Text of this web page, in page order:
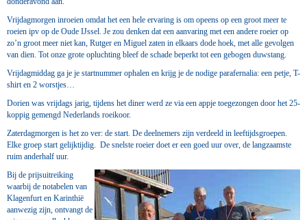
Vrijdagmorgen inroeien omdat het een hele ervaring is om opeens op een groot meer te
roeien ipv op de Oude IJssel. Je zou denken dat een aanvaring met een andere roeier op
zo’n groot meer niet kan, Rutger en Miguel zaten in elkaars dode hoek, met alle gevolgen
van dien. Tot onze grote opluchting bleef de schade beperkt tot een gebogen duwstang.
Vrijdagmiddag ga je je startnummer ophalen en krijg je de nodige parafernalia: een petje, T-
shirt en 2 worstjes…
Dorien was vrijdags jarig, tijdens het diner werd ze via een appje toegezongen door het 25-
koppig gemengd Nederlands roeikoor.
Zaterdagmorgen is het zo ver: de start. De deelnemers zijn verdeeld in leeftijdsgroepen.
Elke groep start gelijktijdig. De snelste roeier doet er een goed uur over, de langzaamste
ruim anderhalf uur.
Bij de prijsuitreiking
waarbij de notabelen van
Klagenfurt en Karinthië
aanwezig zijn, ontvangt de